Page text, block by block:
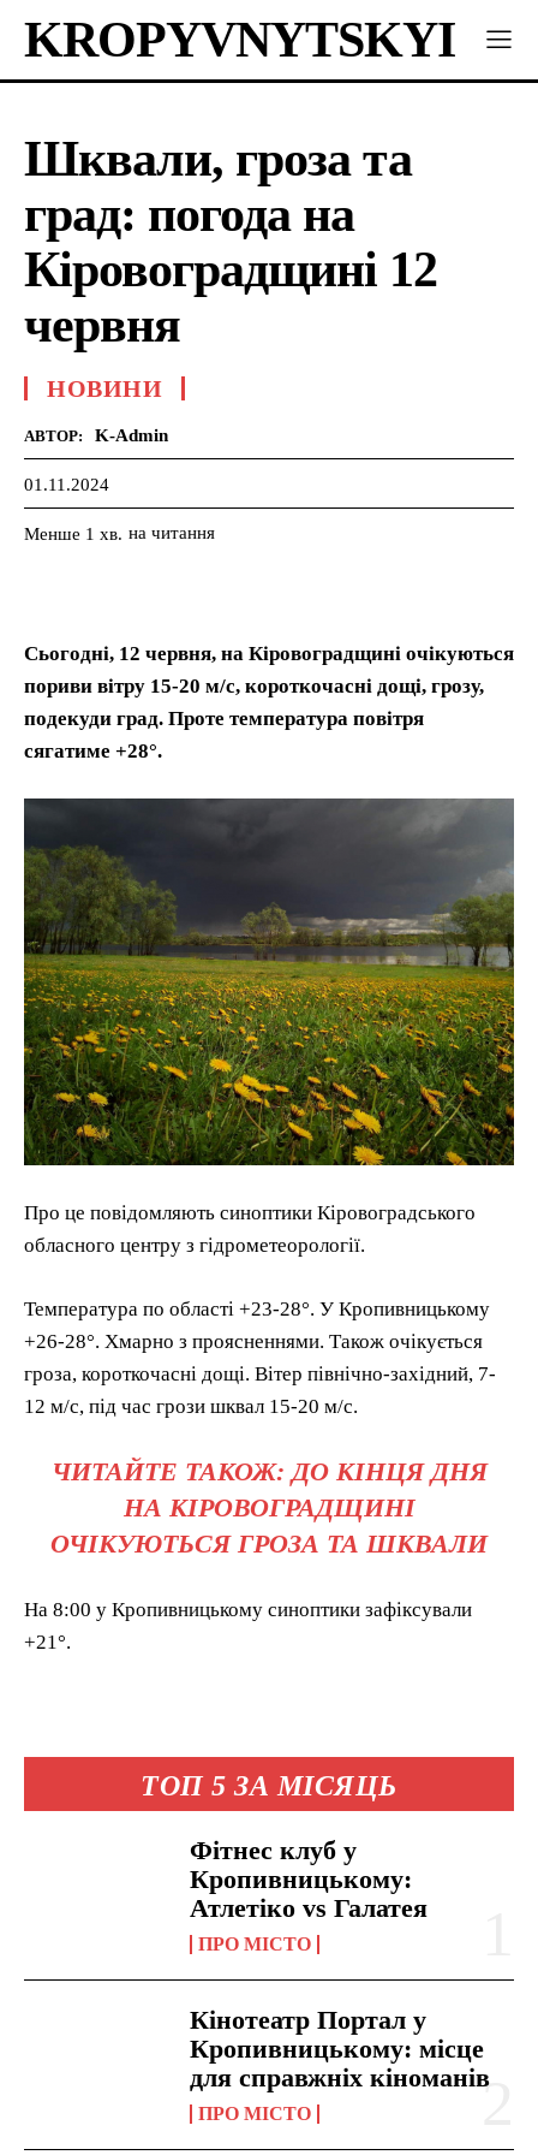
KROPYVNYTSKYI
ТОП 5 ЗА МІСЯЦЬ
Фітнес клуб у
Кропивницькому:
Атлетіко vs Галатея
ПРО МІСТО
Кінотеатр Портал у
Кропивницькому: місце
для справжніх кіноманів
ПРО МІСТО
Шквали, гроза та
град: погода на
Кіровоградщині 12
червня
НОВИНИ
АВТОР: K-Admin
01.11.2024
Менше 1 хв. на читання
Сьогодні, 12 червня, на Кіровоградщині очікуються
пориви вітру 15-20 м/с, короткочасні дощі, грозу,
подекуди град. Проте температура повітря
сягатиме +28°.
Про це повідомляють синоптики Кіровоградського
обласного центру з гідрометеорології.
Температура по області +23-28°. У Кропивницькому
+26-28°. Хмарно з проясненнями. Також очікується
гроза, короткочасні дощі. Вітер північно-західний, 7-
12 м/с, під час грози шквал 15-20 м/с.
ЧИТАЙТЕ ТАКОЖ: ДО КІНЦЯ ДНЯ
НА КІРОВОГРАДЩИНІ
ОЧІКУЮТЬСЯ ГРОЗА ТА ШКВАЛИ
На 8:00 у Кропивницькому синоптики зафіксували
+21°.